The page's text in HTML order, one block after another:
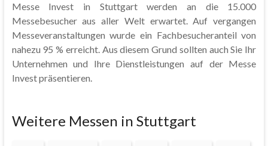
Messe Invest in Stuttgart werden an die 15.000
Messebesucher aus aller Welt erwartet. Auf vergangen
Messeveranstaltungen wurde ein Fachbesucheranteil von
nahezu 95 % erreicht. Aus diesem Grund sollten auch Sie Ihr
Unternehmen und Ihre Dienstleistungen auf der Messe
Invest präsentieren.
Weitere Messen in Stuttgart